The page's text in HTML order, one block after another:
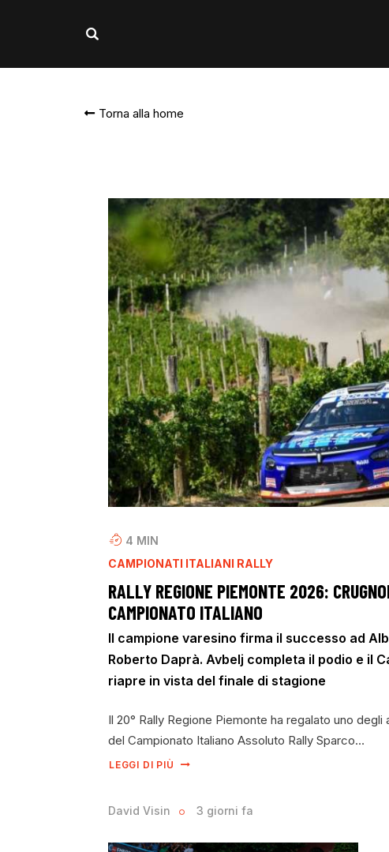
Torna alla home
4 MIN
CAMPIONATI ITALIANI RALLY
RALLY REGIONE PIEMONTE 2026:
CAMPIONATO ITALIANO
Il campione varesino firma il successo ad
Roberto Daprà. Avbelj completa il podio e il
riapre in vista del finale di stagione
Il 20° Rally Regione Piemonte ha regalato uno
del Campionato Italiano Assoluto Rally Sparco…
LEGGI DI PIÙ
David Visin 3 giorni fa